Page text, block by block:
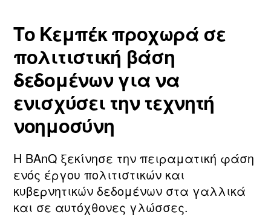
Το Κεμπέκ προχωρά σε
πολιτιστική βάση
δεδομένων για να
ενισχύσει την τεχνητή
νοημοσύνη
Η BAnQ ξεκίνησε την πειραματική φάση
ενός έργου πολιτιστικών και
κυβερνητικών δεδομένων στα γαλλικά
και σε αυτόχθονες γλώσσες.